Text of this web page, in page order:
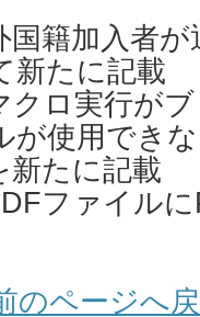
国籍加入者
新たに記載
クロ実行が
が使用でき
たに記載
ファイル
のページへ